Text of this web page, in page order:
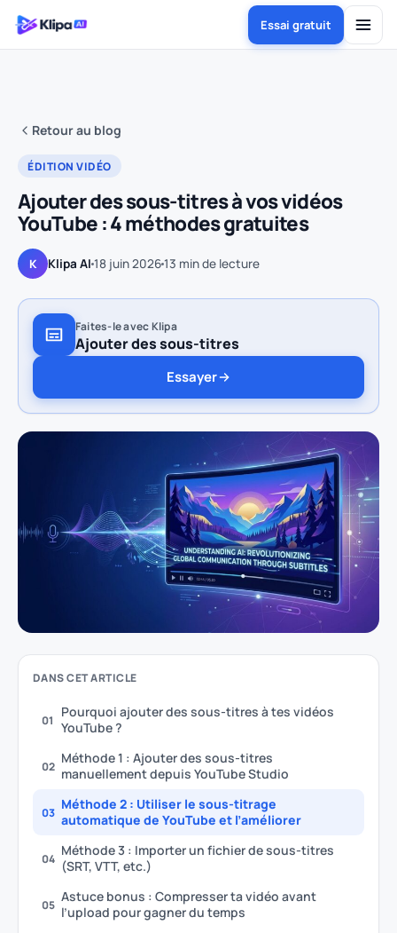
Essai gratuit
Retour au blog
ÉDITION VIDÉO
Ajouter des sous-titres à vos vidéos
YouTube : 4 méthodes gratuites
K Klipa AI 18 juin 202613 min de lecture
Faites-le avec Klipa
Ajouter des sous-titres
Essayer
DANS CET ARTICLE
01
Pourquoi ajouter des sous-titres à tes vidéos
YouTube ?
02 Méthode 1 : Ajouter des sous-titres
manuellement depuis YouTube Studio
03 Méthode 2 : Utiliser le sous-titrage
automatique de YouTube et l’améliorer
04 Méthode 3 : Importer un fichier de sous-titres
(SRT, VTT, etc.)
05 Astuce bonus : Compresser ta vidéo avant
l’upload pour gagner du temps